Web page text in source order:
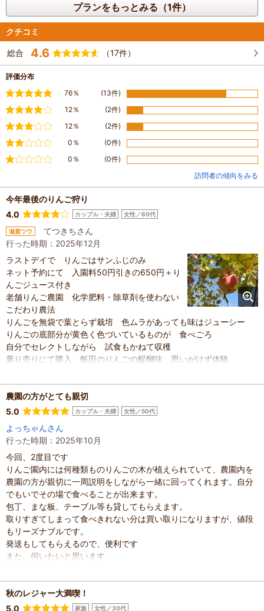
プランをもっとみる（1件）
クチコミ
総合 4.6 （17件）
評価分布
満足76％ (13件)
やや満足
12％ (2件)
普通12％ (2件)
やや不満
0％ (0件)
不満0％
(0件)
訪問者の傾向をみる
今年最後のりんご狩り
4.0
カップル・夫婦 女性／60代
滋賀ツウ
てつきちさん
行った時期：2025年12月
ラストデイで りんごはサンふじのみ
ネット予約にて 入園料50円引きの650円＋り
んごジュース付き
老舗りんご農園 化学肥料・除草剤を使わない
こだわり農法
りんごを無袋で葉とらず栽培 色ムラがあっても味はジューシー
りんごの底部分が黄色く色づいているものが 食べごろ
自分でセレクトしながら 試食もかねて収穫
量り売りにて購入 飯田のりんごの醍醐味 思いがけず体験
滞在時間：未選択
人数：未設定
投稿日： 2025年12月1日
農園の方がとても親切
5.0
カップル・夫婦 女性／50代
よっちゃんさん
行った時期：2025年10月
今回、2度目です
りんご園内には何種類ものりんごの木が植えられていて、農園内を
農園の方が親切に一周説明をしながら一緒に回ってくれます。自分
でもいでその場で食べることが出来ます。
包丁、まな板、テーブル等も貸してもらえます。
取りすぎてしまって食べきれない分は買い取りになりますが、値段
もリーズナブルです。
発送もしてもらえるので、便利です
また、伺いたいと思います
滞在時間：未選択
人数：未設定
投稿日： 2025年10月22日
秋のレジャー大満喫！
5.0
家族 女性／30代